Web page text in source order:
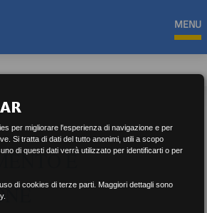
MENU
E
per migliorare l'esperienza di navigazione e per
Si tratta di dati del tutto anonimi, utili a scopo
di questi dati verrà utilizzato per identificarti o per
di cookies di terze parti. Maggiori dettagli sono